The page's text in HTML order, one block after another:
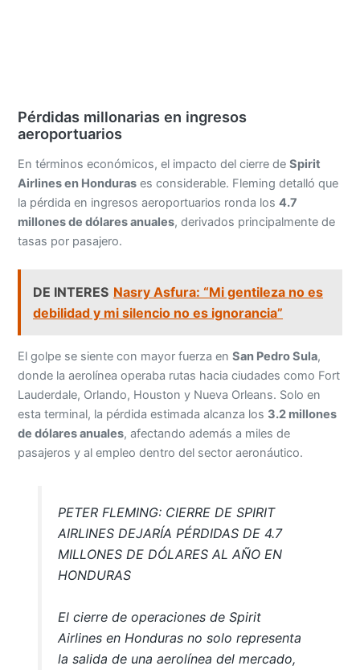
Pérdidas millonarias en ingresos
aeroportuarios
En términos económicos, el impacto del cierre deSpirit
Airlines en Honduras es considerable. Fleming detalló que
la pérdida en ingresos aeroportuarios ronda los4.7
millones de dólares anuales, derivados principalmente de
tasas por pasajero.
DE INTERES Nasry Asfura: “Mi gentileza no es
debilidad y mi silencio no es ignorancia”
El golpe se siente con mayor fuerza enSan Pedro Sula,
donde la aerolínea operaba rutas hacia ciudades como Fort
Lauderdale, Orlando, Houston y Nueva Orleans. Solo en
esta terminal, la pérdida estimada alcanza los 3.2 millones
de dólares anuales, afectando además a miles de
pasajeros y al empleo dentro del sector aeronáutico.
PETER FLEMING: CIERRE DE SPIRIT
AIRLINES DEJARÍA PÉRDIDAS DE 4.7
MILLONES DE DÓLARES AL AÑO EN
HONDURAS
El cierre de operaciones de Spirit
Airlines en Honduras no solo representa
la salida de una aerolínea del mercado,